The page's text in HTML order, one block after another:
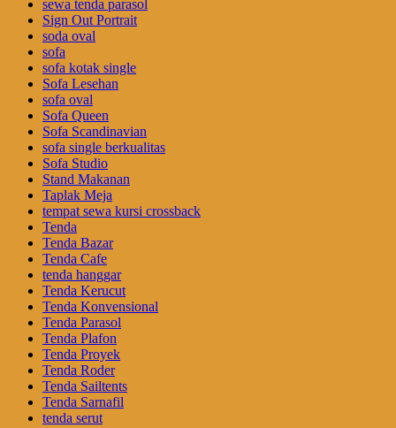
sewa tenda parasol
Sign Out Portrait
soda oval
sofa
sofa kotak single
Sofa Lesehan
sofa oval
Sofa Queen
Sofa Scandinavian
sofa single berkualitas
Sofa Studio
Stand Makanan
Taplak Meja
tempat sewa kursi crossback
Tenda
Tenda Bazar
Tenda Cafe
tenda hanggar
Tenda Kerucut
Tenda Konvensional
Tenda Parasol
Tenda Plafon
Tenda Proyek
Tenda Roder
Tenda Sailtents
Tenda Sarnafil
tenda serut